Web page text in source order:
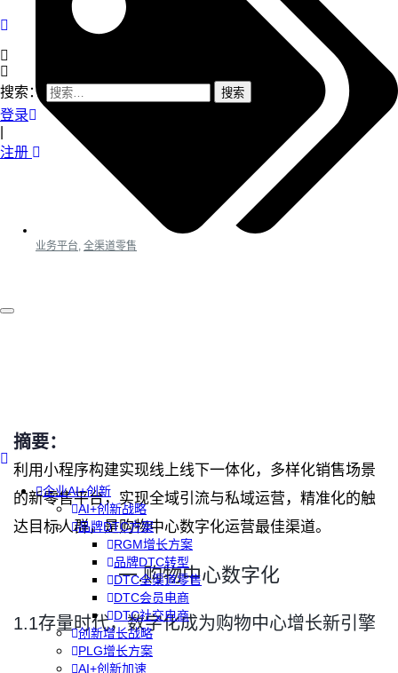
搜索：
登录
注册
企业AI+创新
AI+创新战略
品牌DTC方案
RGM增长方案
品牌DTC转型
DTC全渠道零售
DTC会员电商
DTC社交电商
创新增长战略
PLG增长方案
AI+创新加速
业务平台 全渠道零售
摘要：
利用小程序构建实现线上线下一体化，多样化销售场景
的新零售平台，实现全域引流与私域运营，精准化的触
达目标人群，是购物中心数字化运营最佳渠道。
一.购物中心数字化
1.1存量时代，数字化成为购物中心增长新引擎